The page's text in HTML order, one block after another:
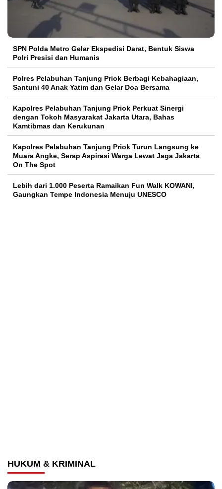
SPN Polda Metro Gelar Ekspedisi Darat, Bentuk Siswa
Polri Presisi dan Humanis
Polres Pelabuhan Tanjung Priok Berbagi Kebahagiaan,
Santuni 40 Anak Yatim dan Gelar Doa Bersama
Kapolres Pelabuhan Tanjung Priok Perkuat Sinergi
dengan Tokoh Masyarakat Jakarta Utara, Bahas
Kamtibmas dan Kerukunan
Kapolres Pelabuhan Tanjung Priok Turun Langsung ke
Muara Angke, Serap Aspirasi Warga Lewat Jaga Jakarta
On The Spot
Lebih dari 1.000 Peserta Ramaikan Fun Walk KOWANI,
Gaungkan Tempe Indonesia Menuju UNESCO
HUKUM & KRIMINAL